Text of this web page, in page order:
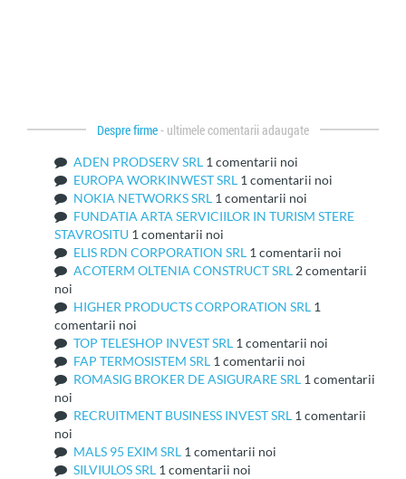
Despre firme- ultimele comentarii adaugate
ADEN PRODSERV SRL 1 comentarii noi
EUROPA WORKINWEST SRL 1 comentarii noi
NOKIA NETWORKS SRL 1 comentarii noi
FUNDATIA ARTA SERVICIILOR IN TURISM STERE
STAVROSITU 1 comentarii noi
ELIS RDN CORPORATION SRL 1 comentarii noi
ACOTERM OLTENIA CONSTRUCT SRL 2 comentarii
noi
HIGHER PRODUCTS CORPORATION SRL 1
comentarii noi
TOP TELESHOP INVEST SRL 1 comentarii noi
FAP TERMOSISTEM SRL 1 comentarii noi
ROMASIG BROKER DE ASIGURARE SRL 1 comentarii
noi
RECRUITMENT BUSINESS INVEST SRL 1 comentarii
noi
MALS 95 EXIM SRL 1 comentarii noi
SILVIULOS SRL 1 comentarii noi